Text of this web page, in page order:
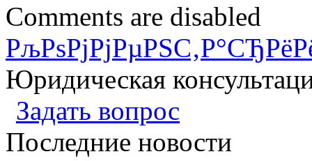
Comments are disabled
Юридическая
Задать вопрос
Последние новости